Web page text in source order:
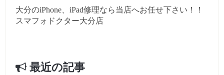
大分のiPhone、iPad修理なら当店へお任せ下さい！！
スマフォドクター大分店
最近の記事